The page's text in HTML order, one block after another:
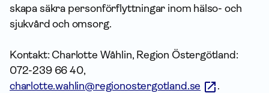
skapa säkra personförflyttningar inom hälso- och
sjukvård och omsorg.
Kontakt: Charlotte Wåhlin, Region Östergötland:
072-239 66 40,
charlotte.wahlin@regionostergotland.se
.